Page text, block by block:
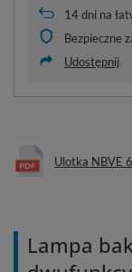
14dni na
Bezpieczne
Udostępnij
Ulotka NBVE
Lampa